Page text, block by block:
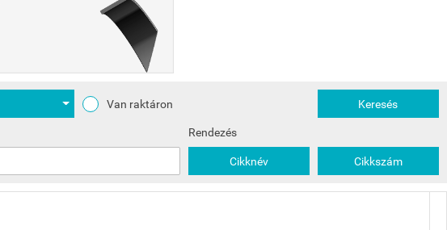
Van raktáron Keresés
Rendezés
Cikknév Cikkszám